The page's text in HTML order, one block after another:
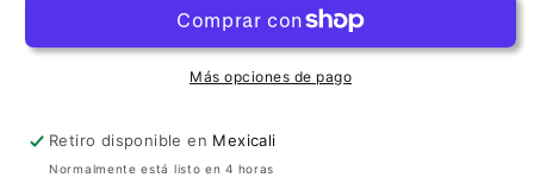
Azul
Air
Azul
Más opciones de pago
Retiro disponible en Mexicali
Normalmente está listo en 4 horas